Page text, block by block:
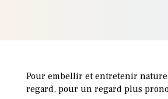
Pour embellir et entretenir
regard, pour un regard plus